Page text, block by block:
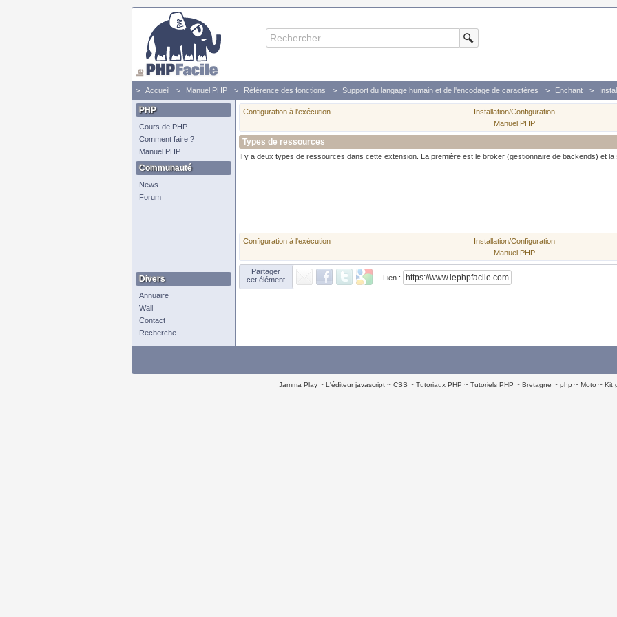
Accueil Manuel PHP Référence des fonctions Support du langage humain et de l'encodage de caractères Enchant
PHP
Cours de PHP
Comment faire ?
Manuel PHP
Communauté
News
Forum
Divers
Annuaire
Wall
Contact
Recherche
Configuration à l'exécution Installation/Configuration
Manuel PHP
Types de ressources
Il y a deux types de ressources dans cette extension. La première est le broker (gestionnaire de backends) et la
Configuration à l'exécution Installation/Configuration
Manuel PHP
Partager
cet élément
Lien :
Jamma Play L'éditeur javascript CSS Tutoriaux PHP Tutoriels PHP Bretagne php Moto Kit